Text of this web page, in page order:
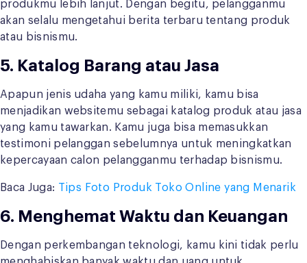
produkmu lebih lanjut. Dengan begitu, pelangganmu
akan selalu mengetahui berita terbaru tentang produk
atau bisnismu.
5. Katalog Barang atau Jasa
Apapun jenis udaha yang kamu miliki, kamu bisa
menjadikan websitemu sebagai katalog produk atau jasa
yang kamu tawarkan. Kamu juga bisa memasukkan
testimoni pelanggan sebelumnya untuk meningkatkan
kepercayaan calon pelangganmu terhadap bisnismu.
Baca Juga: Tips Foto Produk Toko Online yang Menarik
6. Menghemat Waktu dan Keuangan
Dengan perkembangan teknologi, kamu kini tidak perlu